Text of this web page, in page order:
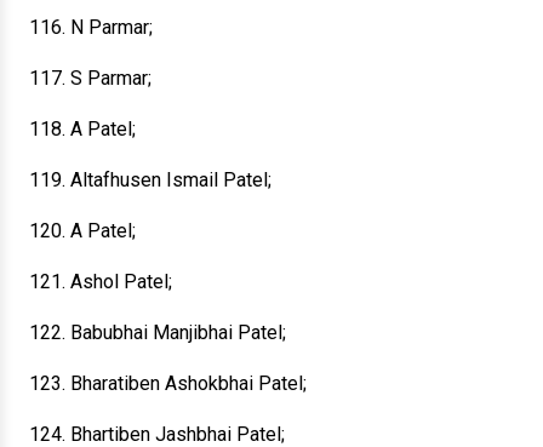
116. N Parmar;
117. S Parmar;
118. A Patel;
119. Altafhusen Ismail Patel;
120. A Patel;
121. Ashol Patel;
122. Babubhai Manjibhai Patel;
123. Bharatiben Ashokbhai Patel;
124. Bhartiben Jashbhai Patel;